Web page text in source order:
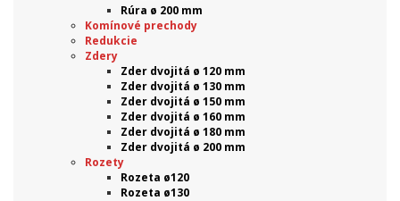
Rúra ø 200 mm
Komínové prechody
Redukcie
Zdery
Zder dvojitá ø 120 mm
Zder dvojitá ø 130 mm
Zder dvojitá ø 150 mm
Zder dvojitá ø 160 mm
Zder dvojitá ø 180 mm
Zder dvojitá ø 200 mm
Rozety
Rozeta ø120
Rozeta ø130